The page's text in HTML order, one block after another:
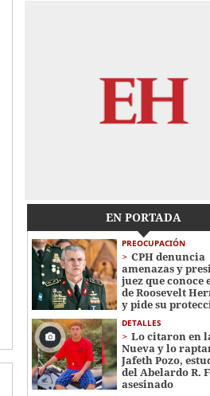
EN PORTADA
PREOCUPACIÓN
CPH denuncia
amenazas y
juez que conoce
de Roosevelt
y pide su
DETALLES
Lo citaron en
Nueva y lo
Jafeth Pozo,
del Abelardo R.
asesinado